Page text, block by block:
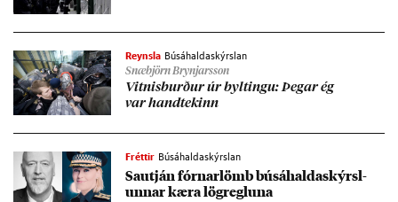
Reynsla Búsáhaldaskýrslan
Snæbjörn Brynjarsson
Vitn­is­burð­ur úr bylt­ingu: Þeg­ar ég
var hand­tek­inn
Fréttir Búsáhaldaskýrslan
Sautján fórn­ar­lömb búsáhalda­skýrsl­
unn­ar kæra lög­regl­una